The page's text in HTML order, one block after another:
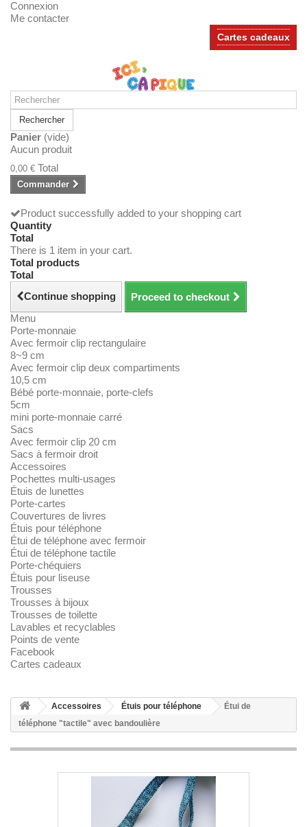
Connexion
Me contacter
Cartes cadeaux
Rechercher
Panier (vide)
Aucun produit
0,00 € Total
Commander
Product successfully added to your shopping cart
Quantity
Total
There is 1 item in your cart.
Total products
Total
Continue shopping
Proceed to checkout
Menu
Porte-monnaie
Avec fermoir clip rectangulaire
8~9 cm
Avec fermoir clip deux compartiments
10,5 cm
Bébé porte-monnaie, porte-clefs
5cm
mini porte-monnaie carré
Sacs
Avec fermoir clip 20 cm
Sacs à fermoir droit
Accessoires
Pochettes multi-usages
Étuis de lunettes
Porte-cartes
Couvertures de livres
Étuis pour téléphone
Étui de téléphone avec fermoir
Étui de téléphone tactile
Porte-chéquiers
Étuis pour liseuse
Trousses
Trousses à bijoux
Trousses de toilette
Lavables et recyclables
Points de vente
Facebook
Cartes cadeaux
Accessoires Étuis pour téléphone
Étui de
téléphone "tactile" avec bandoulière